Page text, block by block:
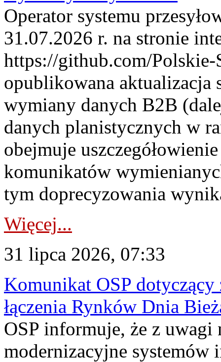
Operator systemu
31.07.2026 r. na stronie
https://github.com/Polskie-
opublikowana aktualizacja
wymiany danych B2B
danych planistycznych w
obejmuje
komunikatów
tym doprecyzowania
Więcej...
31 lipca 2026, 07:33
Komunikat OSP dotyczący
łączenia Rynków Dnia
OSP informuje, że z uwagi
modernizacyjne